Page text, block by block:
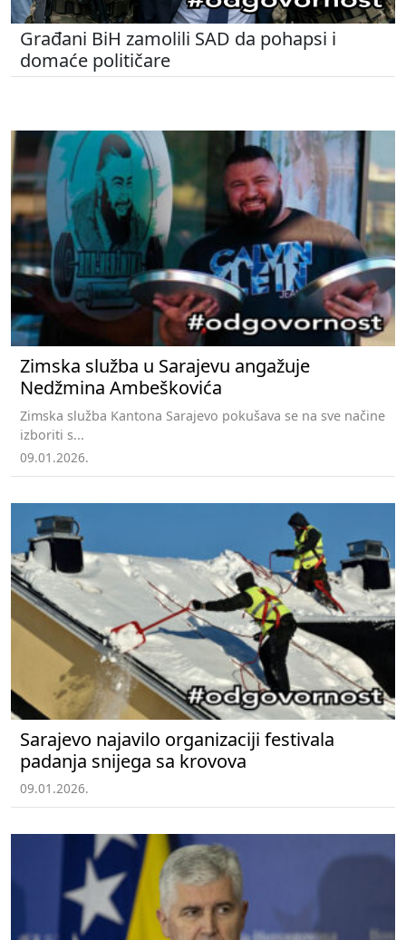
Građani BiH zamolili SAD da pohapsi i
domaće političare
Zimska služba u Sarajevu angažuje
Nedžmina Ambeškovića
Zimska služba Kantona Sarajevo pokušava se na sve načine
izboriti s...
09.01.2026.
Sarajevo najavilo organizaciji festivala
padanja snijega sa krovova
09.01.2026.